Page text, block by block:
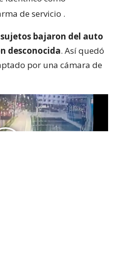
de servicio .
bajaron del auto
desconocida. Así quedó
por una cámara de